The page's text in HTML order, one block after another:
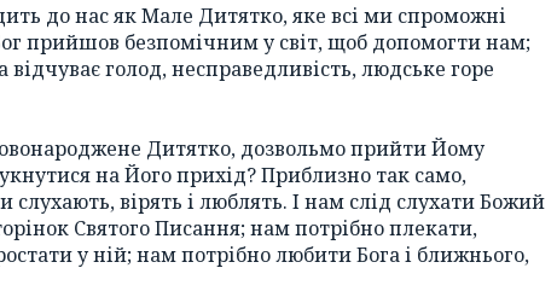
до нас як Мале Дитятко, яке всі ми спроможні
прийшов безпомічним у світ, щоб допомогти нам;
голод, несправедливість, людське горе
Дитятко, дозвольмо прийти Йому
на Його прихід? Приблизно так само,
вірять і люблять. І нам слід слухати Божий
Святого Писання; нам потрібно плекати,
у ній; нам потрібно любити Бога і ближнього,